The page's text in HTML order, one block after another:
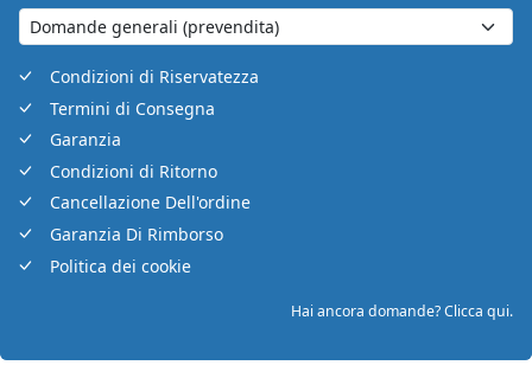
Condizioni di Riservatezza
Termini di Consegna
Garanzia
Condizioni di Ritorno
Cancellazione Dell'ordine
Garanzia Di Rimborso
Politica dei cookie
Hai ancora domande? Clicca qui.